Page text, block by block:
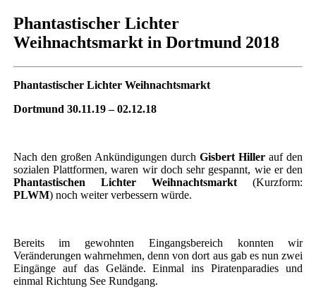
Phantastischer Lichter
Weihnachtsmarkt in Dortmund 2018
Phantastischer Lichter Weihnachtsmarkt
Dortmund 30.11.19 – 02.12.18
Nach den großen Ankündigungen durchGisbert Hiller auf den
sozialen Plattformen, waren wir doch sehr gespannt, wie er den
Phantastischen Lichter Weihnachtsmarkt (Kurzform:
PLWM) noch weiter verbessern würde.
Bereits im gewohnten Eingangsbereich konnten wir
Veränderungen wahrnehmen, denn von dort aus gab es nun zwei
Eingänge auf das Gelände. Einmal ins Piratenparadies und
einmal Richtung See Rundgang.